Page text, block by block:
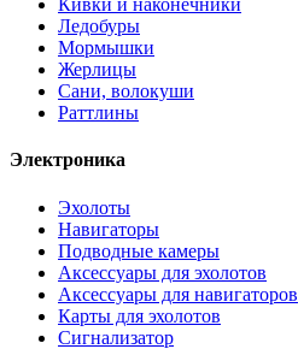
Кивки и наконечники
Ледобуры
Мормышки
Жерлицы
Сани, волокуши
Раттлины
Электроника
Эхолоты
Навигаторы
Подводные камеры
Аксессуары для эхолотов
Аксессуары для навигаторов
Карты для эхолотов
Сигнализатор